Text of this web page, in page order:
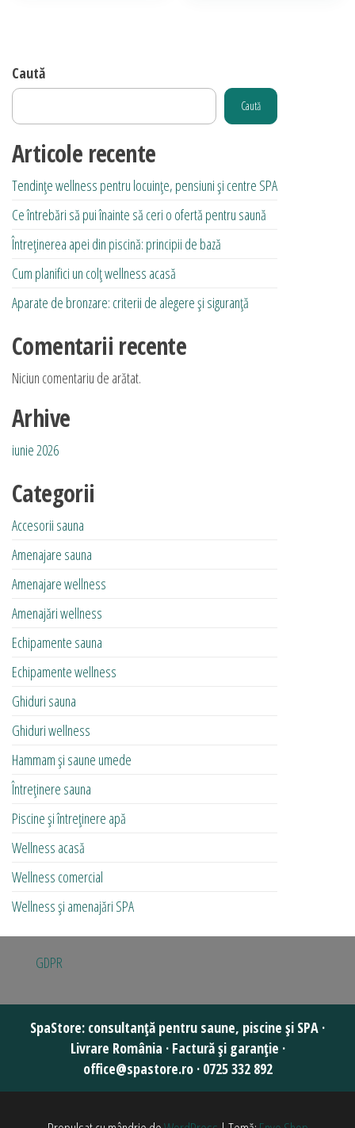
Caută
Caută
Articole recente
Tendințe wellness pentru locuințe, pensiuni și centre SPA
Ce întrebări să pui înainte să ceri o ofertă pentru saună
Întreținerea apei din piscină: principii de bază
Cum planifici un colț wellness acasă
Aparate de bronzare: criterii de alegere și siguranță
Comentarii recente
Niciun comentariu de arătat.
Arhive
iunie 2026
Categorii
Accesorii sauna
Amenajare sauna
Amenajare wellness
Amenajări wellness
Echipamente sauna
Echipamente wellness
Ghiduri sauna
Ghiduri wellness
Hammam și saune umede
Întreținere sauna
Piscine și întreținere apă
Wellness acasă
Wellness comercial
Wellness și amenajări SPA
GDPR